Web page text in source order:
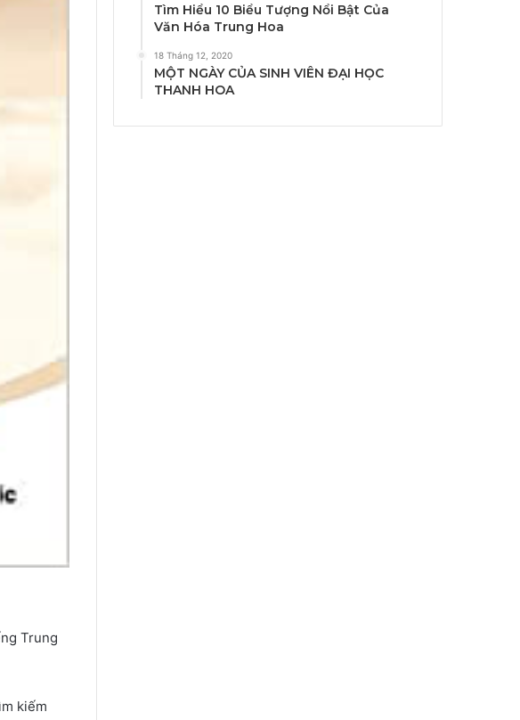
Trung
kiếm
Tìm Hiểu 10 Biểu Tượng Nổi Bật Của
Văn Hóa Trung Hoa
18 Tháng 12, 2020
MỘT NGÀY CỦA SINH VIÊN ĐẠI HỌC
THANH HOA